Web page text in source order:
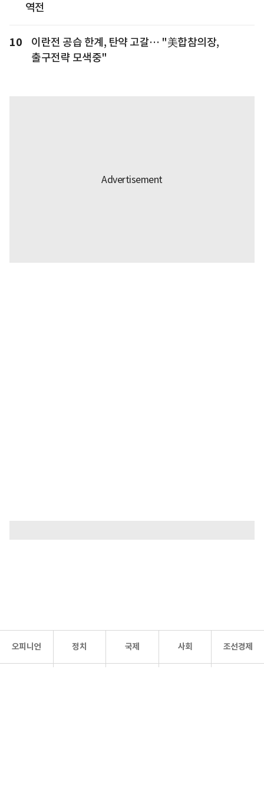
역전
10
이란전 공습 한계, 탄약 고갈… "美합참의장,
출구전략 모색중"
오피니언 정치 국제 사회 조선경제